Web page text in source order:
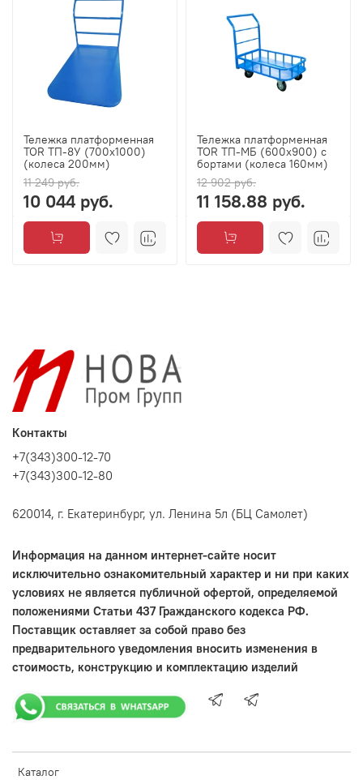
Тележка платформенная
TOR ТП-8У (700x1000)
(колеса 200мм)
11 249 руб.
10 044 руб.
Тележка платформенная
TOR ТП-МБ (600х900) с
бортами (колеса 160мм)
12 902 руб.
11 158.88 руб.
Каталог
Контакты
+7(343)300-12-70
+7(343)300-12-80
620014, г. Екатеринбург, ул. Ленина 5л (БЦ Самолет)
Информация на данном интернет-сайте носит
исключительно ознакомительный характер и ни при каких
условиях не является публичной офертой, определяемой
положениями Статьи 437 Гражданского кодекса РФ.
Поставщик оставляет за собой право без
предварительного уведомления вносить изменения в
стоимость, конструкцию и комплектацию изделий